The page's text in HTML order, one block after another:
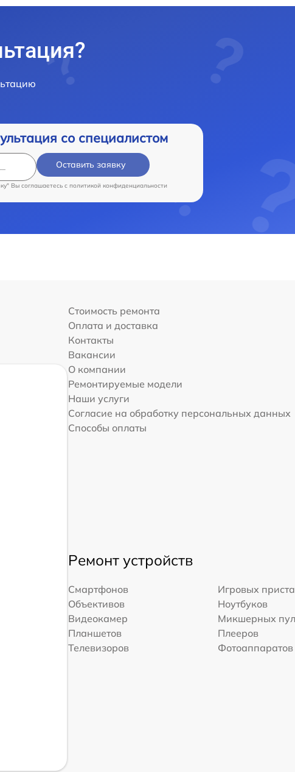
со специалистом
Оставить заявку
Вы соглашаетесь c политикой конфиденциальности
Стоимость ремонта
Оплата и доставка
Контакты
Вакансии
О компании
Ремонтируемые модели
Наши услуги
Согласие на обработку персональных данных
Способы оплаты
Ремонт устройств
Смартфонов Игровых
Объективов
Ноутбуков
Видеокамер
Микшерных
Планшетов
Плееров
Телевизоров
Фотоаппаратов